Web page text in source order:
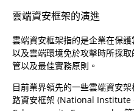
雲端資安框架的演進
雲端資安框架指的是企業在保
以及雲端環境免於攻擊時所採
管以及最佳實務原則。
目前業界領先的一些雲端資安
路資安框架 (National